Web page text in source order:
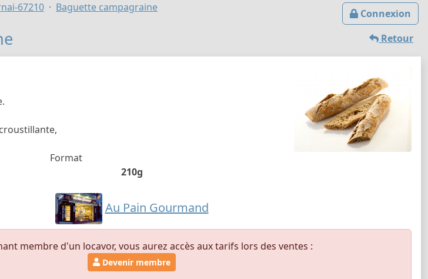
Connexion
67210 Baguette campagraine
Retour
Format
210g
Au Pain Gourmand
membre d'un locavor, vous aurez accès aux tarifs lors des ventes :
Devenir membre